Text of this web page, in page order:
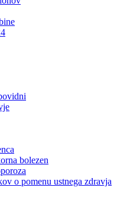
bolezen
o pomenu ustnega zdravja